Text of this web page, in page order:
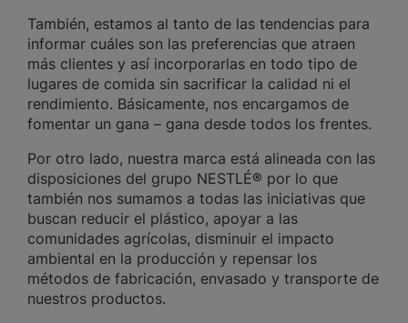
También, estamos al tanto de las tendencias para
informar cuáles son las preferencias que atraen
más clientes y así incorporarlas en todo tipo de
lugares de comida sin sacrificar la calidad ni el
rendimiento. Básicamente, nos encargamos de
fomentar un gana – gana desde todos los frentes.
Por otro lado, nuestra marca está alineada con las
disposiciones del grupo NESTLÉ® por lo que
también nos sumamos a todas las iniciativas que
buscan reducir el plástico, apoyar a las
comunidades agrícolas, disminuir el impacto
ambiental en la producción y repensar los
métodos de fabricación, envasado y transporte de
nuestros productos.